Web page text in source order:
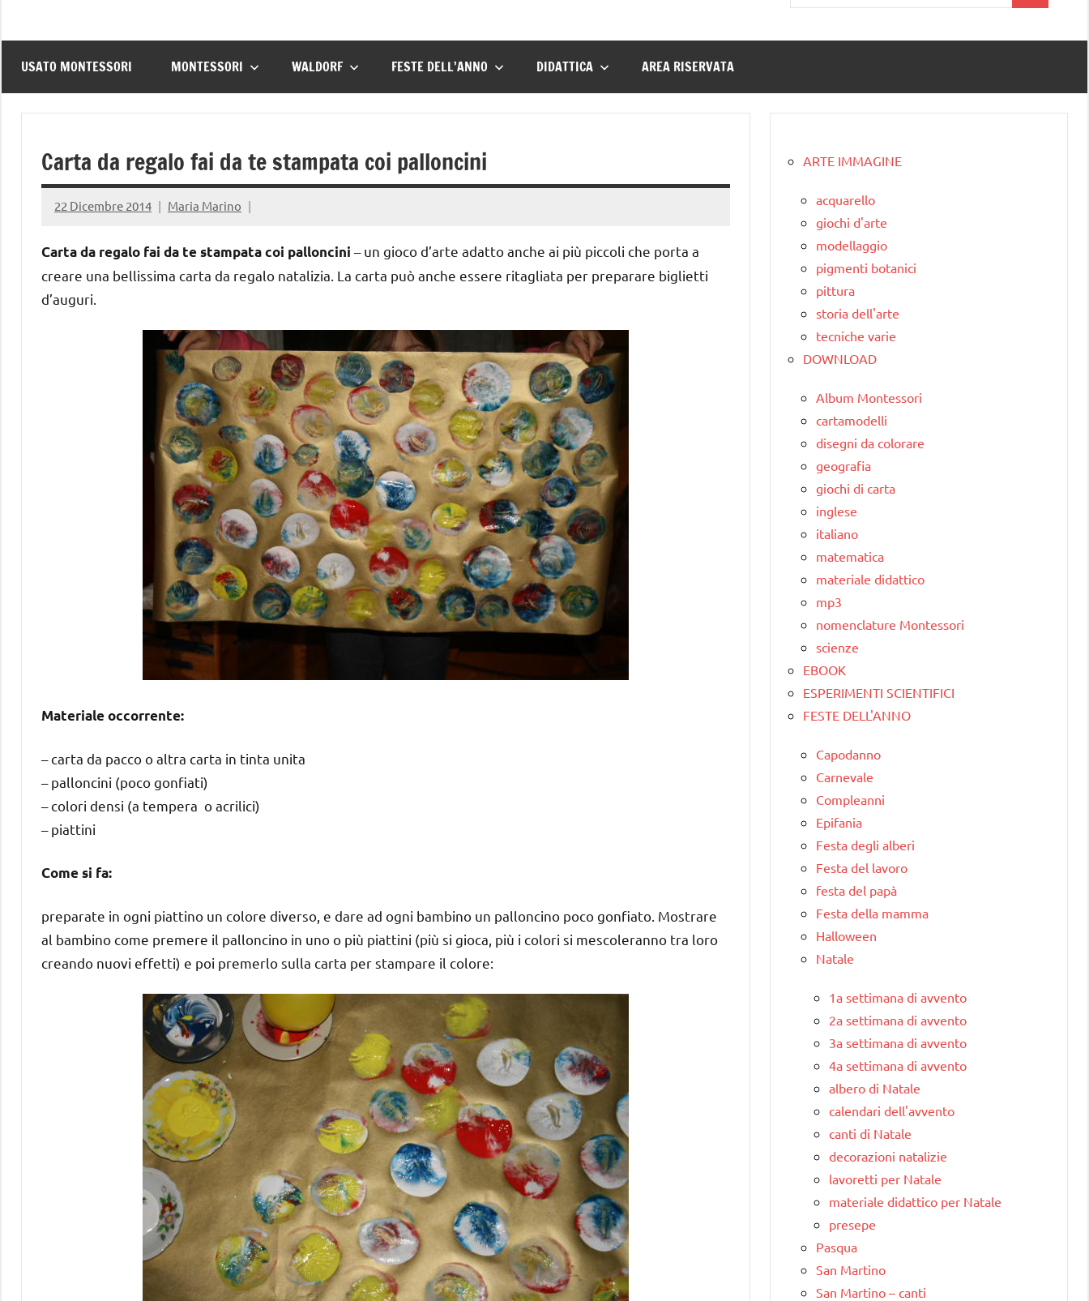
per:
USATO MONTESSORI MONTESSORI WALDORF FESTE DELL’ANNO DIDATTICA AREA RISERVATA
Carta da regalo fai da te stampata coi palloncini
22 Dicembre 2014 Maria Marino
Carta da regalo fai da te stampata coi palloncini – un gioco d’arte adatto anche ai più piccoli che porta a
creare una bellissima carta da regalo natalizia. La carta può anche essere ritagliata per preparare biglietti
d’auguri.
Materiale occorrente:
– carta da pacco o altra carta in tinta unita
– palloncini (poco gonfiati)
– colori densi (a tempera o acrilici)
– piattini
Come si fa:
preparate in ogni piattino un colore diverso, e dare ad ogni bambino un palloncino poco gonfiato. Mostrare
al bambino come premere il palloncino in uno o più piattini (più si gioca, più i colori si mescoleranno tra loro
creando nuovi effetti) e poi premerlo sulla carta per stampare il colore:
ARTE IMMAGINE
acquarello
giochi d'arte
modellaggio
pigmenti botanici
pittura
storia dell'arte
tecniche varie
DOWNLOAD
Album Montessori
cartamodelli
disegni da colorare
geografia
giochi di carta
inglese
italiano
matematica
materiale didattico
mp3
nomenclature Montessori
scienze
EBOOK
ESPERIMENTI SCIENTIFICI
FESTE DELL'ANNO
Capodanno
Carnevale
Compleanni
Epifania
Festa degli alberi
Festa del lavoro
festa del papà
Festa della mamma
Halloween
Natale
1a settimana di avvento
2a settimana di avvento
3a settimana di avvento
4a settimana di avvento
albero di Natale
calendari dell'avvento
canti di Natale
decorazioni natalizie
lavoretti per Natale
materiale didattico per Natale
presepe
Pasqua
San Martino
San Martino – canti